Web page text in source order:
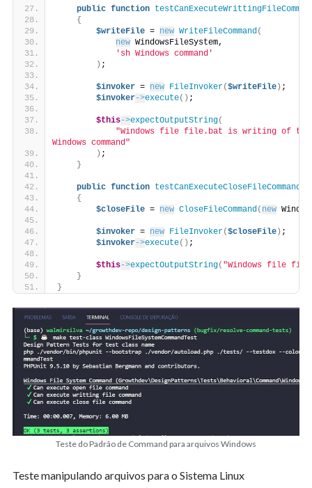
public function
{
$writeFile = new WriteFileCommand(
new WindowsFileSystem,
'sh Windows command'
) ;
$invoker = new FileInvoker($writeFile) ;
$invoker->execute() ;
$this->expectOutputString(
"Windows file file.bat is writing of the
Windows command"
) ;
}
public function testCanExecuteCloseFileCommand
{
$closeFile = new CloseFileCommand( new
$invoker = new FileInvoker($closeFile) ;
$invoker->execute() ;
$this->expectOutputString( "Windows file
}
}
Teste do Padrão de Command para arquivos Windows
Teste manipulando arquivos para o Sistema Linux